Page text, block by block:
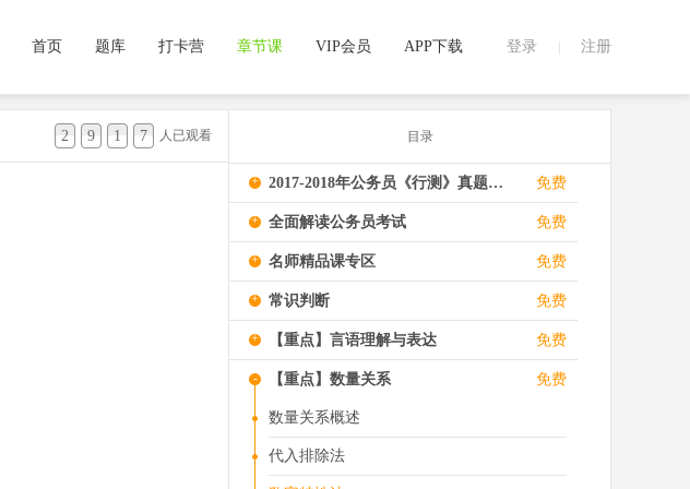
登录 注册
首页 题库 打卡营 章节课 VIP会员 APP下载
2 9 1 7 人已观看 目录
+ 2017-2018年公务员《行测》真题视频解析 免费
+ 全面解读公务员考试 免费
+ 名师精品课专区 免费
+ 常识判断 免费
+ 【重点】言语理解与表达 免费
- 【重点】数量关系 免费
数量关系概述
代入排除法